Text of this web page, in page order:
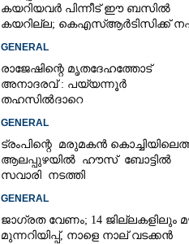
കയറിയവർ പിന്നീട് ഈ ബസിൽ
കയറില്ല; കെഎസ്ആർടിസിക്ക്
GENERAL
രാജേഷിന്റെ മൃതദേഹത്തോട്
അനാദരവ് : പയ്യന്നൂർ
തഹസിൽദാറെ
GENERAL
ട്രംപിന്റെ മരുമകൻ
ആലപ്പുഴയിൽ ഹൗസ് ബോട്ടിൽ
സവാരി നടത്തി
GENERAL
ജാഗ്രത വേണം; 14 ജില്ലകളിലും
മുന്നറിയിപ്പ്, നാളെ നാല് വടക്കൻ